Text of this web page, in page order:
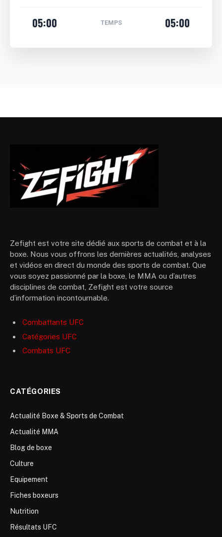
05:00
TEMPS 05:00
Zefight est votre site dédié aux sports de combat et à la
boxe. Nous vous offrons les dernières actualités, analyses
et vidéos en direct du monde des sports de combat. Que
vous soyez passionné par la boxe, le MMA ou d’autres
disciplines de combat, Zefight est votre source
d’information incontournable.
Combattants UFC
Catégories UFC
Combats UFC
CATÉGORIES
Actualité Boxe & Sports de Combat
Actualité MMA
Blog de boxe
Culture
Equipement
Fiches boxeurs
Nutrition
Résultats UFC